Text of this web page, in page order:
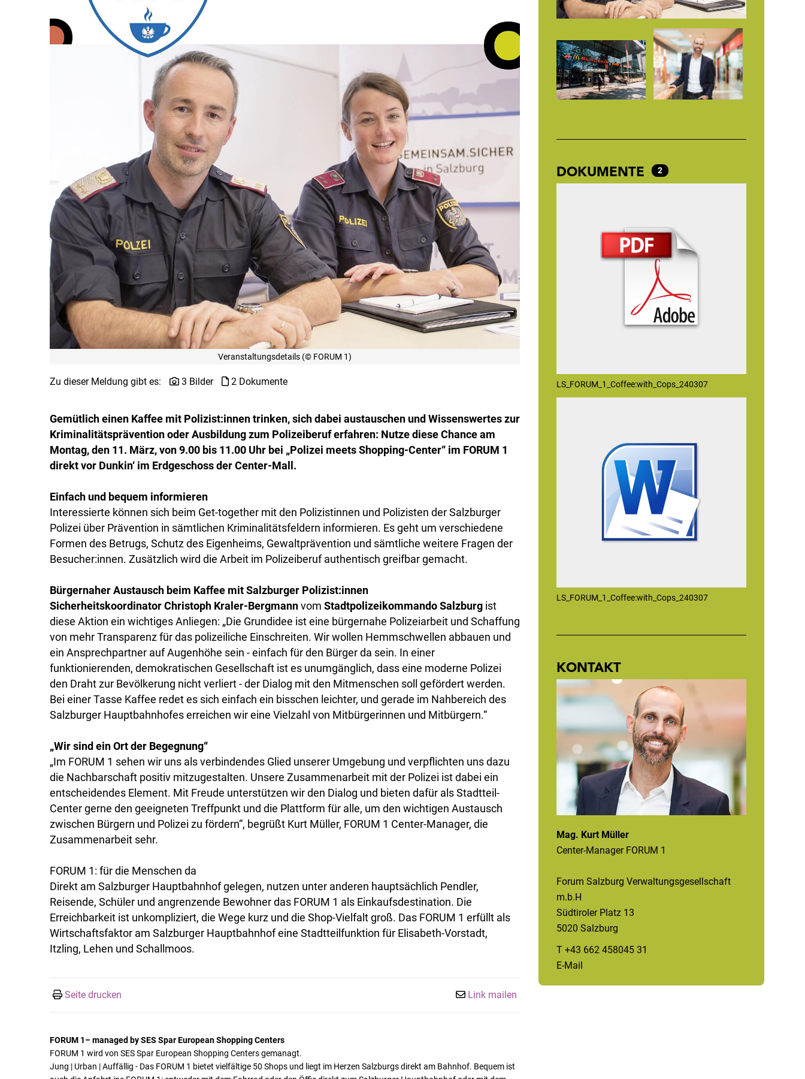
Veranstaltungsdetails (© FORUM 1)
Zu dieser Meldung gibt es: 3 Bilder 2 Dokumente
Gemütlich einen Kaffee mit Polizist:innen trinken, sich dabei austauschen und Wissenswertes zur
Kriminalitätsprävention oder Ausbildung zum Polizeiberuf erfahren: Nutze diese Chance am
Montag, den 11. März, von 9.00 bis 11.00 Uhr bei „Polizei meets Shopping-Center“ im FORUM 1
direkt vor Dunkin‘ im Erdgeschoss der Center-Mall.
Einfach und bequem informieren
Interessierte können sich beim Get-together mit den Polizistinnen und Polizisten der Salzburger
Polizei über Prävention in sämtlichen Kriminalitätsfeldern informieren. Es geht um verschiedene
Formen des Betrugs, Schutz des Eigenheims, Gewaltprävention und sämtliche weitere Fragen der
Besucher:innen. Zusätzlich wird die Arbeit im Polizeiberuf authentisch greifbar gemacht.
Bürgernaher Austausch beim Kaffee mit Salzburger Polizist:innen
Sicherheitskoordinator Christoph Kraler-Bergmannvom Stadtpolizeikommando Salzburg ist
diese Aktion ein wichtiges Anliegen: „Die Grundidee ist eine bürgernahe Polizeiarbeit und Schaffung
von mehr Transparenz für das polizeiliche Einschreiten. Wir wollen Hemmschwellen abbauen und
ein Ansprechpartner auf Augenhöhe sein - einfach für den Bürger da sein. In einer
funktionierenden, demokratischen Gesellschaft ist es unumgänglich, dass eine moderne Polizei
den Draht zur Bevölkerung nicht verliert - der Dialog mit den Mitmenschen soll gefördert werden.
Bei einer Tasse Kaffee redet es sich einfach ein bisschen leichter, und gerade im Nahbereich des
Salzburger Hauptbahnhofes erreichen wir eine Vielzahl von Mitbürgerinnen und Mitbürgern.“
„Wir sind ein Ort der Begegnung“
„Im FORUM 1 sehen wir uns als verbindendes Glied unserer Umgebung und verpflichten uns dazu
die Nachbarschaft positiv mitzugestalten. Unsere Zusammenarbeit mit der Polizei ist dabei ein
entscheidendes Element. Mit Freude unterstützen wir den Dialog und bieten dafür als Stadtteil-
Center gerne den geeigneten Treffpunkt und die Plattform für alle, um den wichtigen Austausch
zwischen Bürgern und Polizei zu fördern“, begrüßt Kurt Müller, FORUM 1 Center-Manager, die
Zusammenarbeit sehr.
FORUM 1: für die Menschen da
Direkt am Salzburger Hauptbahnhof gelegen, nutzen unter anderen hauptsächlich Pendler,
Reisende, Schüler und angrenzende Bewohner das FORUM 1 als Einkaufsdestination. Die
Erreichbarkeit ist unkompliziert, die Wege kurz und die Shop-Vielfalt groß. Das FORUM 1 erfüllt als
Wirtschaftsfaktor am Salzburger Hauptbahnhof eine Stadtteilfunktion für Elisabeth-Vorstadt,
Itzling, Lehen und Schallmoos.
Seite drucken Link mailen
FORUM 1– managed by SES Spar European Shopping Centers
FORUM 1 wird von SES Spar European Shopping Centers gemanagt.
Jung | Urban | Auffällig - Das FORUM 1 bietet vielfältige 50 Shops und liegt im Herzen Salzburgs direkt am Bahnhof. Bequem ist
DOKUMENTE 2
LS_FORUM_1_Coffee:with_Cops_240307
LS_FORUM_1_Coffee:with_Cops_240307
KONTAKT
Mag. Kurt Müller
Center-Manager FORUM 1
Forum Salzburg Verwaltungsgesellschaft
m.b.H
Südtiroler Platz 13
5020 Salzburg
T +43 662 458045 31
E-Mail